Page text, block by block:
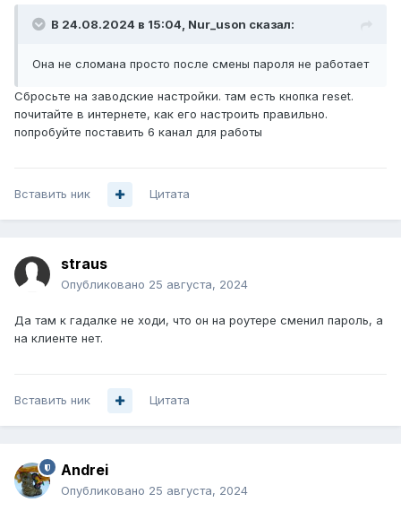
В 24.08.2024 в 15:04, Nur_uson сказал:
Она не сломана просто после смены пароля не работает
Сбросьте на заводские настройки. там есть кнопка reset.
почитайте в интернете, как его настроить правильно.
попробуйте поставить 6 канал для работы
Вставить ник Цитата
straus
Опубликовано 25 августа, 2024
Да там к гадалке не ходи, что он на роутере сменил пароль, а
на клиенте нет.
Вставить ник Цитата
Andrei
Опубликовано 25 августа, 2024